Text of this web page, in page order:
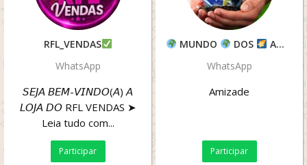
RFL_VENDAS
WhatsApp
𝘚𝘌𝘑𝘈 𝘉𝘌𝘔-𝘝𝘐𝘕𝘋𝘖(𝘈) 𝘈
𝘓𝘖𝘑𝘈 𝘋𝘖 RFL VENDAS ➤
Leia tudo com...
Participar
MUNDO DOS
AMIGOS
WhatsApp
Amizade
Participar